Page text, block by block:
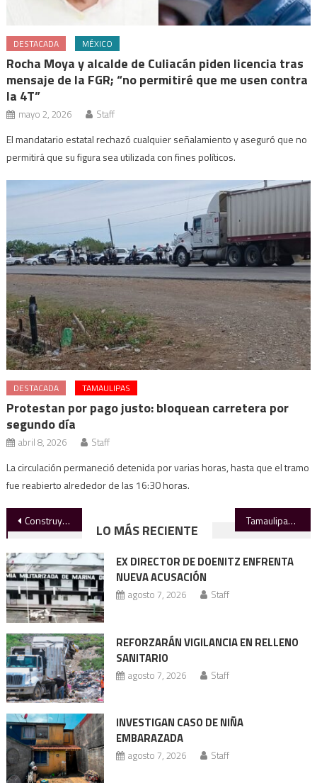
DESTACADA MÉXICO
Rocha Moya y alcalde de Culiacán piden licencia tras
mensaje de la FGR; “no permitiré que me usen contra
la 4T”
mayo 2, 2026 Staff
El mandatario estatal rechazó cualquier señalamiento y aseguró que no
permitirá que su figura sea utilizada con fines políticos.
DESTACADA TAMAULIPAS
Protestan por pago justo: bloquean carretera por
segundo día
abril 8, 2026 Staff
La circulación permaneció detenida por varias horas, hasta que el tramo
fue reabierto alrededor de las 16:30 horas.
Navegación
de
entradas
Construye la UAT nuevo edificio para la Facultad de Enfermería Nuevo Laredo Tamaulipas abre mañana 43 refugios temporales por tormenta invernal
LO MÁS RECIENTE
EX DIRECTOR DE DOENITZ ENFRENTA
NUEVA ACUSACIÓN
agosto 7, 2026 Staff
REFORZARÁN VIGILANCIA EN RELLENO
SANITARIO
agosto 7, 2026 Staff
INVESTIGAN CASO DE NIÑA
EMBARAZADA
agosto 7, 2026 Staff